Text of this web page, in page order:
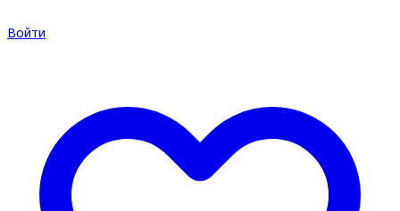
Войти